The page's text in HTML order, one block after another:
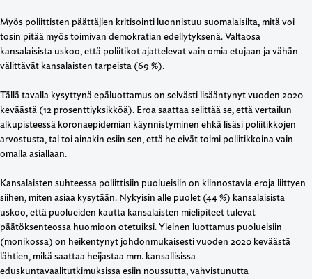
Myös poliittisten päättäjien kritisointi luonnistuu suomalaisilta, mitä voi
tosin pitää myös toimivan demokratian edellytyksenä. Valtaosa
kansalaisista uskoo, että poliitikot ajattelevat vain omia etujaan ja vähän
välittävät kansalaisten tarpeista (69 %).
Tällä tavalla kysyttynä epäluottamus on selvästi lisääntynyt vuoden 2020
keväästä (12 prosenttiyksikköä). Eroa saattaa selittää se, että vertailun
alkupisteessä koronaepidemian käynnistyminen ehkä lisäsi poliitikkojen
arvostusta, tai toi ainakin esiin sen, että he eivät toimi poliitikkoina vain
omalla asiallaan.
Kansalaisten suhteessa poliittisiin puolueisiin on kiinnostavia eroja liittyen
siihen, miten asiaa kysytään. Nykyisin alle puolet (44 %) kansalaisista
uskoo, että puolueiden kautta kansalaisten mielipiteet tulevat
päätöksenteossa huomioon otetuiksi. Yleinen luottamus puolueisiin
(monikossa) on heikentynyt johdonmukaisesti vuoden 2020 keväästä
lähtien, mikä saattaa heijastaa mm. kansallisissa
eduskuntavaalitutkimuksissa esiin noussutta, vahvistunutta